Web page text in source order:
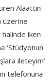
Alaattin
üzerine
halinde iken
‘Stüdyonun
ileteyim’
telefonuna